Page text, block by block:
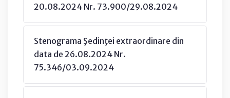
20.08.2024 Nr. 73.900/29.08.2024
Stenograma Şedinţei extraordinare din
data de 26.08.2024 Nr.
75.346/03.09.2024